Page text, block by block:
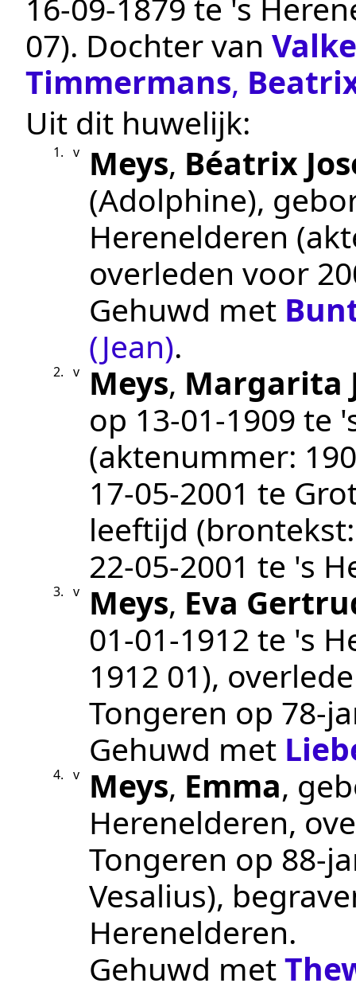
07). Dochter van
Timmermans,
Uit dit huwelijk:
1. v Meys, Béatrix
(Adolphine),
Herenelderen
overleden voor
Gehuwd met
(Jean).
2. v Meys, Margarita
op 13‑01‑1909 te
(aktenummer:
17‑05‑2001 te
leeftijd
22‑05‑2001 te 's
3. v Meys, Eva
01‑01‑1912 te 's
1912 01),
Tongeren op 78-
Gehuwd met
4. v Meys, Emma,
Herenelderen,
Tongeren op 88-
Vesalius),
Herenelderen.
Gehuwd met